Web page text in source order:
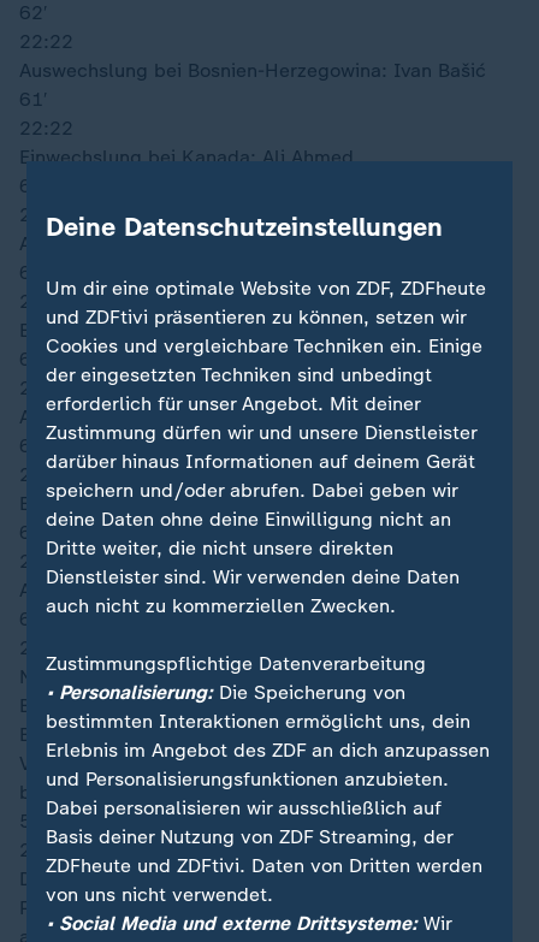
62′
22:22
Auswechslung bei Bosnien-Herzegowina: Ivan Bašić
61′
22:22
Einwechslung bei Kanada: Ali Ahmed
61′
22:22
Auswechslung bei Kanada: Tajon Buchanan
61′
22:22
Einwechslung bei Kanada: Promise David
61′
22:22
Auswechslung bei Kanada: Jonathan David
61′
22:22
Einwechslung bei Kanada: Jacob Shaffelburg
61′
22:22
Auswechslung bei Kanada: Liam Millar
60′
22:21
Nach knapp einer Stunde fangen die Kanadier an, die
Bosnier deutlich höher anzulaufen, um frühere
Ballgewinne zu erlangen. Das sieht in dieser ersten
Viertelstunde nach der Pause auch schon deutlich
besser aus, als noch vor dem Seitenwechsel.
59′
22:21
Der folgende Eckstoß von Bašić fliegt an den zweiten
Pfosten, wo Muharemović an der Fünfmeterraumkante
am höchsten steigen kann. Den Kopfballabschluss
Deine Datenschutzeinstellungen
Um dir eine optimale Website von ZDF, ZDFheute
und ZDFtivi präsentieren zu können, setzen wir
Cookies und vergleichbare Techniken ein. Einige
der eingesetzten Techniken sind unbedingt
erforderlich für unser Angebot. Mit deiner
Zustimmung dürfen wir und unsere Dienstleister
darüber hinaus Informationen auf deinem Gerät
speichern und/oder abrufen. Dabei geben wir
deine Daten ohne deine Einwilligung nicht an
Dritte weiter, die nicht unsere direkten
Dienstleister sind. Wir verwenden deine Daten
auch nicht zu kommerziellen Zwecken.
Zustimmungspflichtige Datenverarbeitung
• Personalisierung:Die Speicherung von
bestimmten Interaktionen ermöglicht uns, dein
Erlebnis im Angebot des ZDF an dich anzupassen
und Personalisierungsfunktionen anzubieten.
Dabei personalisieren wir ausschließlich auf
Basis deiner Nutzung von ZDF Streaming, der
ZDFheute und ZDFtivi. Daten von Dritten werden
von uns nicht verwendet.
• Social Media und externe Drittsysteme:Wir